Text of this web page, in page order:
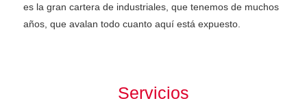
es la gran cartera de industriales, que tenemos de muchos
años, que avalan todo cuanto aquí está expuesto.
Servicios